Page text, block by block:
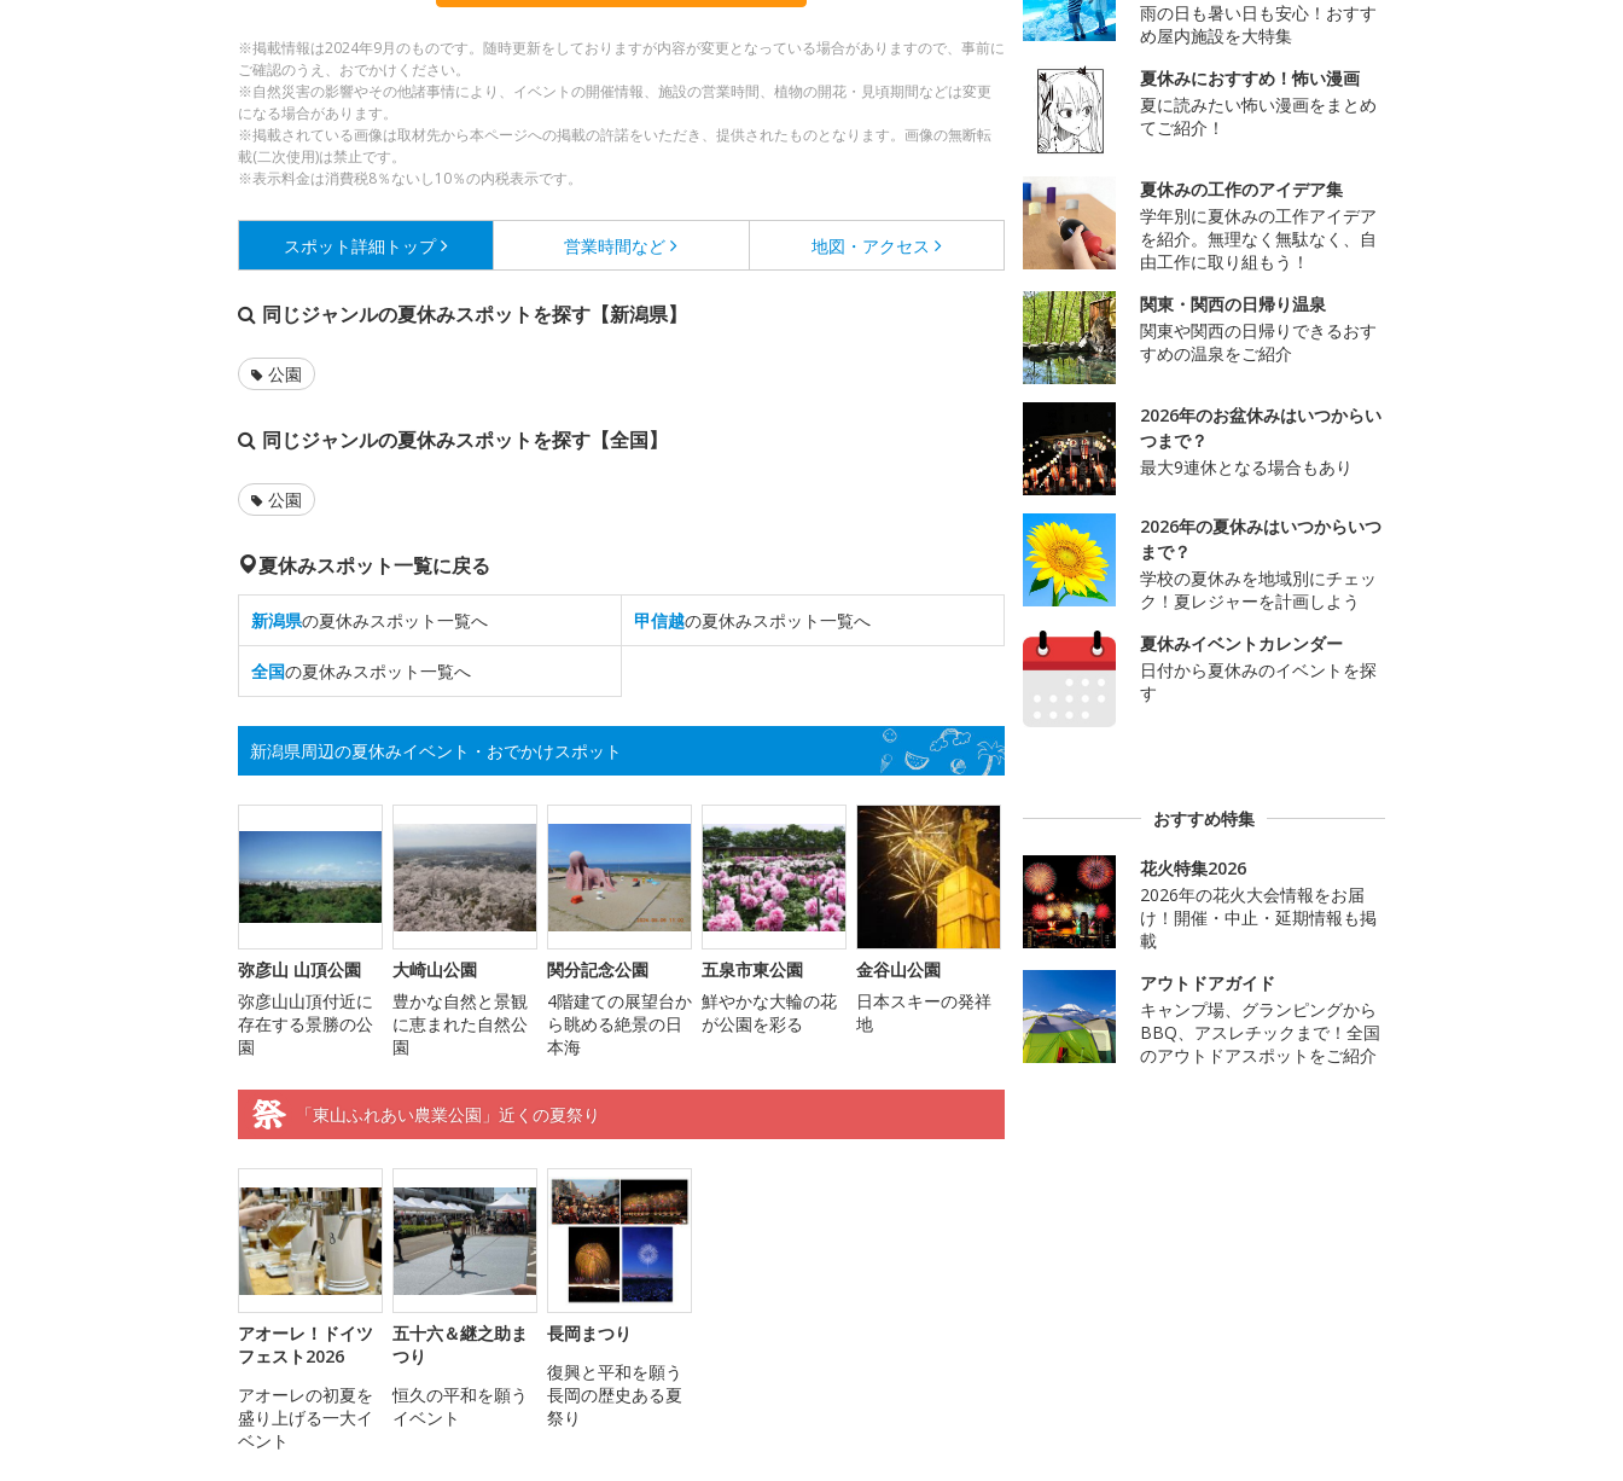
※掲載情報は2024年9月のものです。随時更新をしておりますが内容が変更となっている場合がありますので、事前に
ご確認のうえ、おでかけください。
※自然災害の影響やその他諸事情により、イベントの開催情報、施設の営業時間、植物の開花・見頃期間などは変更
になる場合があります。
※掲載されている画像は取材先から本ページへの掲載の許諾をいただき、提供されたものとなります。画像の無断転
載(二次使用)は禁止です。
※表示料金は消費税8％ないし10％の内税表示です。
スポット詳細 トップ 営業時間など 地図・アクセス
同じジャンルの夏休みスポットを探す【新潟県】
公園
同じジャンルの夏休みスポットを探す【全国】
公園
夏休みスポット一覧に戻る
新潟県の夏休みスポット一覧へ 甲信越の夏休みスポット一覧へ
全国の夏休みスポット一覧へ
新潟県周辺の夏休みイベント・おでかけスポット
弥彦山 山頂公園
弥彦山山頂付近に
存在する景勝の公
園
大崎山公園
豊かな自然と景観
に恵まれた自然公
園
関分記念公園
4階建ての展望台か
ら眺める絶景の日
本海
五泉市東公園
鮮やかな大輪の花
が公園を彩る
金谷山公園
日本スキーの発祥
地
「東山ふれあい農業公園」近くの夏祭り
アオーレ！ドイツ
フェスト2026
アオーレの初夏を
盛り上げる一大イ
ベント
五十六＆継之助ま
つり
恒久の平和を願う
イベント
長岡まつり
復興と平和を願う
長岡の歴史ある夏
祭り
雨の日も暑い日も安心！おすす
め屋内施設を大特集
夏休みにおすすめ！怖い漫画
夏に読みたい怖い漫画をまとめ
てご紹介！
夏休みの工作のアイデア集
学年別に夏休みの工作アイデア
を紹介。無理なく無駄なく、自
由工作に取り組もう！
関東・関西の日帰り温泉
関東や関西の日帰りできるおす
すめの温泉をご紹介
2026年のお盆休みはいつからい
つまで？
最大9連休となる場合もあり
2026年の夏休みはいつからいつ
まで？
学校の夏休みを地域別にチェッ
ク！夏レジャーを計画しよう
夏休みイベントカレンダー
日付から夏休みのイベントを探
す
おすすめ特集
花火特集2026
2026年の花火大会情報をお届
け！開催・中止・延期情報も掲
載
アウトドアガイド
キャンプ場、グランピングから
BBQ、アスレチックまで！全国
のアウトドアスポットをご紹介